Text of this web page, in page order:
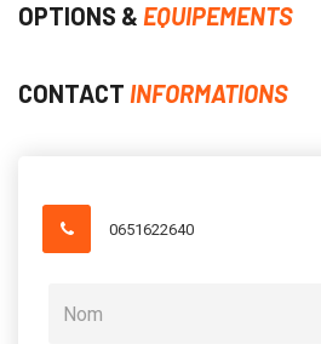
OPTIONS & EQUIPEMENTS
CONTACT INFORMATIONS
0651622640